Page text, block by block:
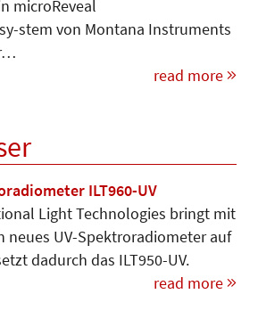
microReveal
stem von Montana Instruments
read more
ILT960-UV
Light Technologies bringt mit
neues UV-Spektroradiometer auf
dadurch das ILT950-UV.
read more